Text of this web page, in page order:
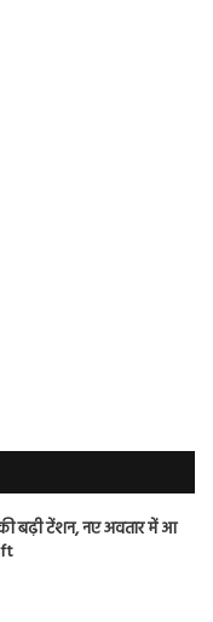
बढ़ी टेंशन, नए अवतार में आ